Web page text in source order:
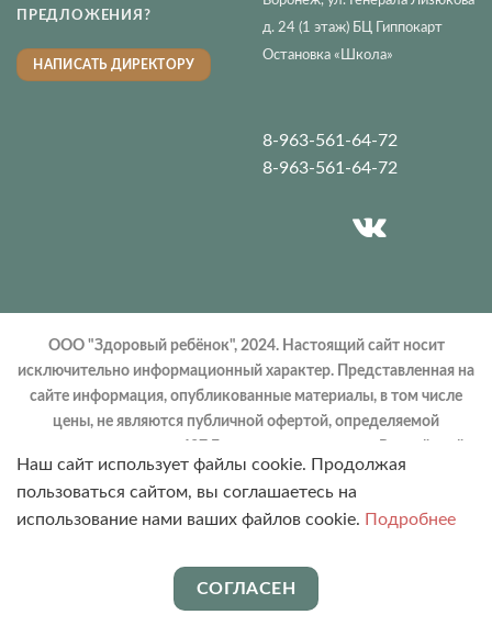
Наш сайт использует файлы cookie. Продолжая
пользоваться сайтом, вы соглашаетесь на
использование нами ваших файлов cookie. Подробнее
СОГЛАСЕН
ПРЕДЛОЖЕНИЯ?
НАПИСАТЬ ДИРЕКТОРУ
д. 24 (1 этаж) БЦ Гиппокарт
Остановка «Школа»
8-963-561-64-72
8-963-561-64-72
ООО "Здоровый ребёнок", 2024. Настоящий сайт носит
исключительно информационный характер. Представленная на
сайте информация, опубликованные материалы, в том числе
цены, не являются публичной офертой, определяемой
Федерации. Запрещено использование материалов сайта без
согласия его авторов и ссылки на сайт.
ИМЕЮТСЯ ПРОТИВОПОКАЗАНИЯ.
СПЕЦИАЛИСТА. СКИДКИ И АКЦИИ
НЕ ДУБЛИРУЮТСЯ